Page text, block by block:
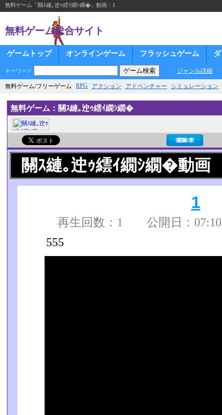
無料ゲーム「關ｽ縺｡迚ｩ繧ｲ繝ｼ繝�」動画：1
無料ゲーム総合サイト
ゲームトップ オンラインゲーム フラッシュゲーム
キーワード ジャンル詳細
無料ゲーム/フリーゲーム RPG アクション アドベンチャー シミュレーション
無料ゲーム：關ｽ縺｡迚ｩ繧ｲ繝ｼ繝�
關ｽ縺｡迚ｩ繧ｲ繝ｼ繝�動画
1
再生回数：1 公開日：
555